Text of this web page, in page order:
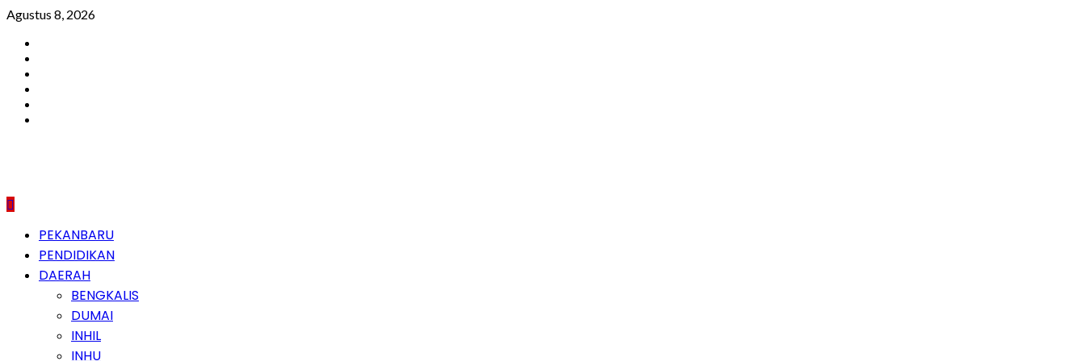
Skip
content
Agustus 8, 2026
PrimaryPEKANBARU
PENDIDIKAN
DAERAH
BENGKALIS
DUMAI
INHIL
INHU